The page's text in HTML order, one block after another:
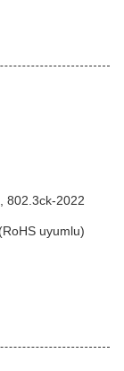
802.3ck-2022
uyumlu)